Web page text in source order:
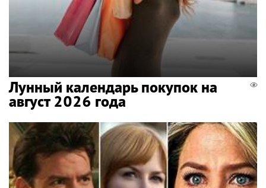
Лунный календарь покупок на
август 2026 года